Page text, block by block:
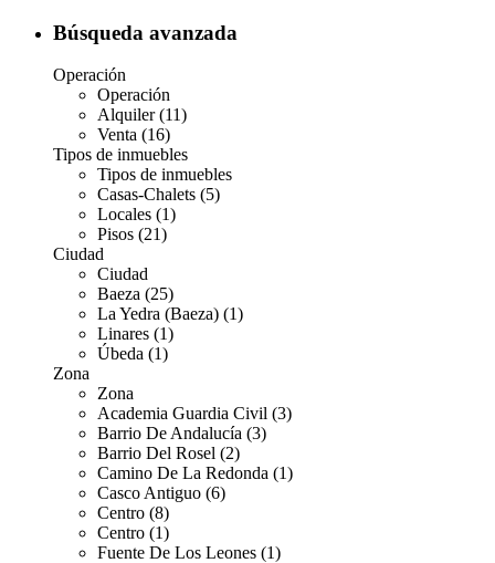
Búsqueda avanzada
Operación
Operación
Alquiler (11)
Venta (16)
Tipos de inmuebles
Tipos de inmuebles
Casas-Chalets (5)
Locales (1)
Pisos (21)
Ciudad
Ciudad
Baeza (25)
La Yedra (Baeza) (1)
Linares (1)
Úbeda (1)
Zona
Zona
Academia Guardia Civil (3)
Barrio De Andalucía (3)
Barrio Del Rosel (2)
Camino De La Redonda (1)
Casco Antiguo (6)
Centro (8)
Centro (1)
Fuente De Los Leones (1)